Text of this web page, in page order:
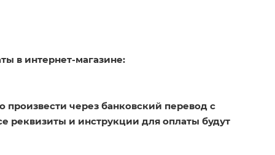
в интернет-магазине:
произвести через банковский перевод с
реквизиты и инструкции для оплаты будут